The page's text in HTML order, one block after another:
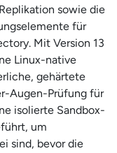
sowie die
für
Mit Version 13
Linux-native
gehärtete
Augen-Prüfung für
isolierte Sandbox-
um
sind, bevor die